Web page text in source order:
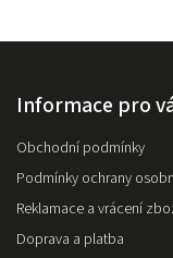
Informace pro
Obchodní podmínky
Podmínky ochrany
Reklamace a vrácení
Doprava a platba